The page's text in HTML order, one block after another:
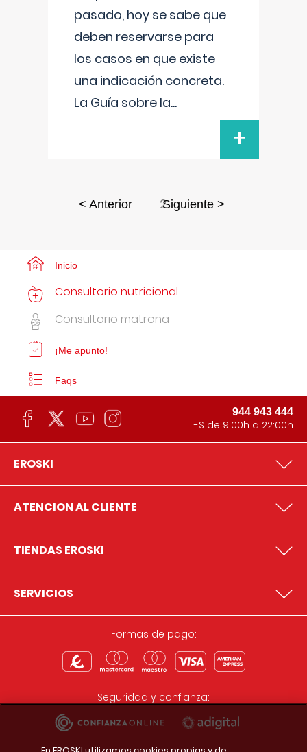
pasado, hoy se sabe que
deben reservarse para
los casos en que existe
una indicación concreta.
La Guía sobre la...
+
< Anterior 2Siguiente >
Inicio
Consultorio nutricional
Consultorio matrona
¡Me apunto!
Faqs
944 943 444
L-S de 9:00h a 22:00h
EROSKI
ATENCION AL CLIENTE
TIENDAS EROSKI
SERVICIOS
Formas de pago:
Seguridad y confianza: